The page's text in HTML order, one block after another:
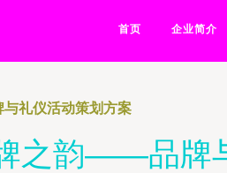
首页 企业简介
礼仪活动策划方案
之韵——品牌